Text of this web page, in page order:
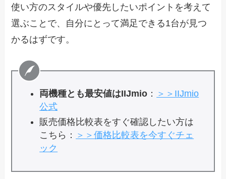
使い方のスタイルや優先したいポイントを考えて
選ぶことで、自分にとって満足できる1台が見つ
かるはずです。
両機種とも最安値はIIJmio ： ＞＞IIJmio
公式
販売価格比較表をすぐ確認したい方は
こちら： ＞＞価格比較表を今すぐチェ
ック